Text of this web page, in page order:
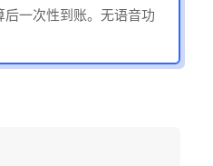
一次性到账。无语音功